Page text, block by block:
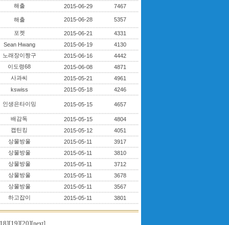
해출 2015-06-29 7467
해출 2015-06-28 5357
포켓 2015-06-21
4331
Sean Hwang 2015-06-19
4130
노래장이짱구 2015-06-16
4442
이도령68 2015-06-08
4871
사과씨 2015-05-21
4961
kswiss 2015-05-18 4246
인생은타이밍 2015-05-15 4657
배감독 2015-05-15
4804
캡틴킹 2015-05-12
4051
상물방울 2015-05-11
3917
상물방울 2015-05-11
3810
상물방울 2015-05-11
3712
상물방울 2015-05-11
3678
상물방울 2015-05-11
3567
하고잡이 2015-05-11 3801
[19][20][next]